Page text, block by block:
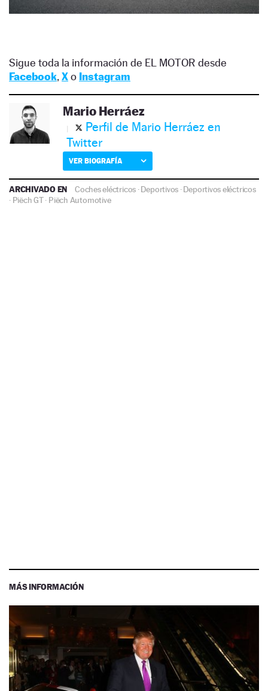
Sigue toda la información de EL MOTOR desde
Facebook, Xo Instagram
Mario Herráez
Perfil de Mario Herráez en
Twitter
VER BIOGRAFÍA
ARCHIVADO EN Coches eléctricos ·Deportivos ·Deportivos eléctricos
· Piëch GT· Piëch Automotive
MÁS INFORMACIÓN